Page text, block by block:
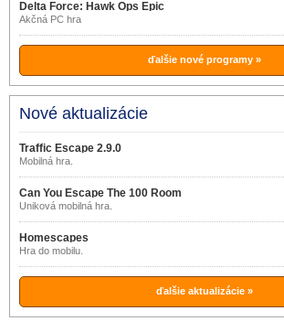
Delta Force: Hawk Ops Epic
Games Store
Akčná PC hra
ďalšie nové programy »
Nové aktualizácie
Traffic Escape 2.9.0
Mobilná hra.
Can You Escape The 100 Room
Úniková mobilná hra.
Homescapes
Hra do mobilu.
ďalšie aktualizácie »